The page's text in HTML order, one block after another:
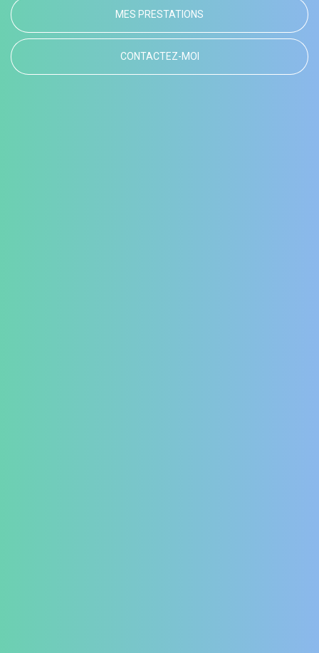
MES PRESTATIONS
CONTACTEZ-MOI